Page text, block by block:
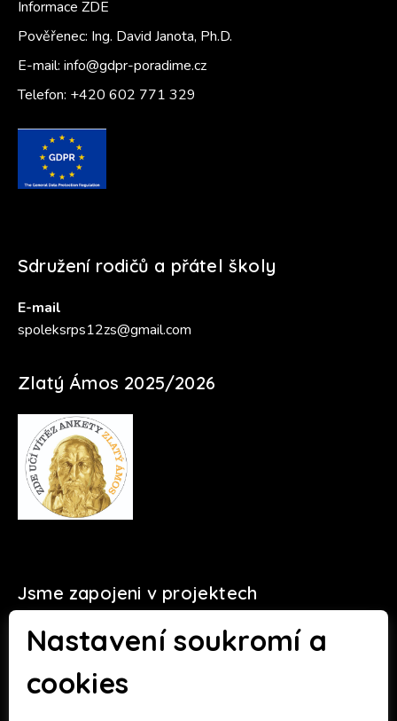
Nastavení soukromí a
cookies
Informace ZDE
Pověřenec: Ing. David Janota, Ph.D.
E-mail: info@gdpr-poradime.cz
Telefon: +420 602 771 329
Sdružení rodičů a přátel školy
E-mail
spoleksrps12zs@gmail.com
Zlatý Ámos 2025/2026
Jsme zapojeni v projektech